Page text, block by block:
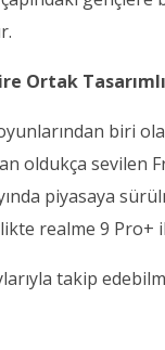
Ortak
biri
oldukça sevilen
piyasaya
realme 9 Pro+
takip